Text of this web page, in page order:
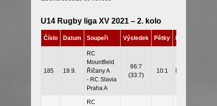
U14 Rugby liga XV 2021 – 2. kolo
Číslo Datum Soupeři Výsledek Pětky
185 19.9.
RC
Mountfield
Říčany A
- RC Slavia
Praha A
66:7
(33:7)
10:1
RC